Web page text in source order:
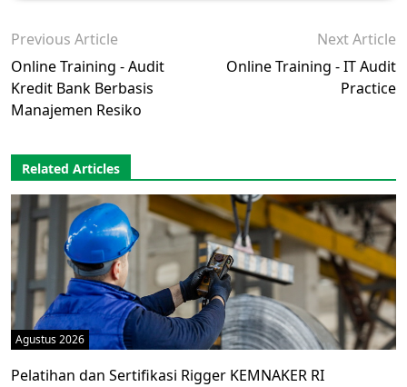
Previous Article
Online Training - Audit
Kredit Bank Berbasis
Manajemen Resiko
Next Article
Online Training - IT Audit
Practice
Related Articles
Agustus 2026
Pelatihan dan Sertifikasi Rigger KEMNAKER RI